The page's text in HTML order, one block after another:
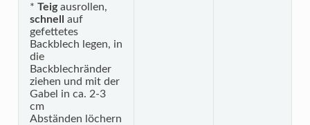
* Teigausrollen,
schnell
auf
gefettetes
Backblech legen, in
die
Backblechränder
ziehen und mit der
Gabel in ca. 2-3
cm
Abständen löchern